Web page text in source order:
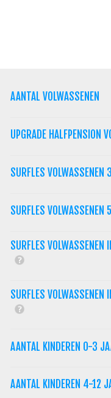
AANTAL VOLWASSENEN
UPGRADE HALFPENSION
SURFLES VOLWASSENEN
SURFLES VOLWASSENEN
SURFLES VOLWASSENEN
SURFLES VOLWASSENEN
AANTAL KINDEREN 0-3
AANTAL KINDEREN 4-12